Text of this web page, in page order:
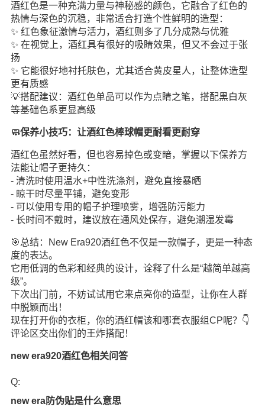
酒红色是一种充满力量与神秘感的颜色，它融合了红色的
热情与深色的沉稳，非常适合打造个性鲜明的造型：
✨ 红色象征激情与活力，酒红则多了几分成熟与优雅
✨ 在视觉上，酒红具有很好的吸睛效果，但又不会过于张
扬
✨ 它能很好地衬托肤色，尤其适合黄皮星人，让整体造型
更有质感
💡搭配建议：酒红色单品可以作为点睛之笔，搭配黑白灰
等基础色系更显高级
🧼保养小技巧：让酒红色棒球帽更耐看更耐穿
酒红色虽然好看，但也容易掉色或变暗，掌握以下保养方
法能让帽子更持久：
- 清洗时使用温水+中性洗涤剂，避免直接暴晒
- 晾干时尽量平铺，避免变形
- 可以使用专用的帽子护理喷雾，增强防污能力
- 长时间不戴时，建议放在通风处保存，避免潮湿发霉
🎯总结：New Era920酒红色不仅是一款帽子，更是一种态
度的表达。
它用低调的色彩和经典的设计，诠释了什么是“越简单越高
级”。
下次出门前，不妨试试用它来点亮你的造型，让你在人群
中脱颖而出！
现在打开你的衣柜，你的酒红帽该和哪套衣服组CP呢？👇
评论区交出你们的王炸搭配！
new era920酒红色相关问答
Q:
new era防伪贴是什么意思